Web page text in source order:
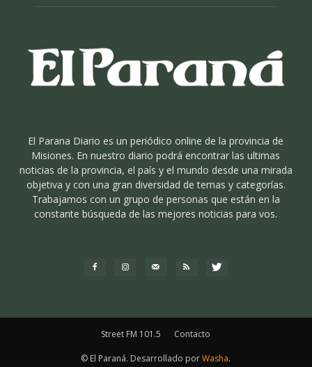
El Parana Diario es un periódico online de la provincia de
Misiones. En nuestro diario podrá encontrar las ultimas
noticias de la provincia, el país y el mundo desde una mirada
objetiva y con una gran diversidad de temas y categorías.
Trabajamos con un grupo de personas que están en la
constante búsqueda de las mejores noticias para vos.
Street FM 101.5 Contacto
© El Paraná. Desarrollado porWasha.